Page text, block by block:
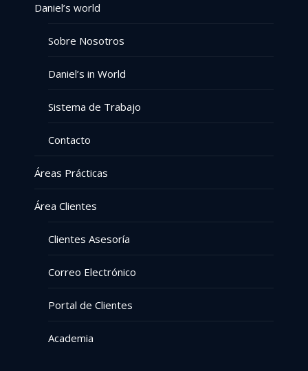
Daniel’s world
Sobre Nosotros
Daniel’s in World
Sistema de Trabajo
Contacto
Áreas Prácticas
Área Clientes
Clientes Asesoría
Correo Electrónico
Portal de Clientes
Academia